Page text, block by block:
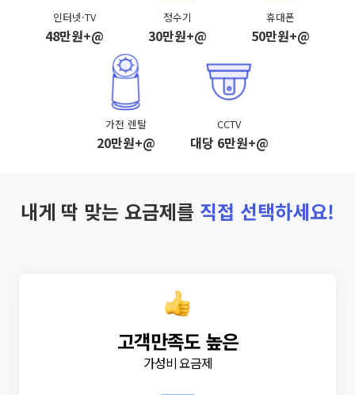
인터넷·TV
48만원+@
정수기
30만원+@
휴대폰
50만원+@
가전 렌탈
20만원+@
CCTV
대당 6만원+@
내게 딱 맞는 요금제를 직접 선택하세요!
고객만족도 높은
가성비 요금제